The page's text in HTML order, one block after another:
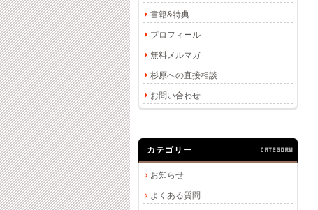
書籍&特典
プロフィール
無料メルマガ
杉原への直接相談
お問い合わせ
カテゴリー CATEGORY
お知らせ
よくある質問